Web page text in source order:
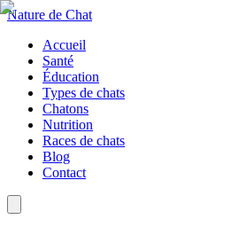
Nature de Chat
Accueil
Santé
Éducation
Types de chats
Chatons
Nutrition
Races de chats
Blog
Contact